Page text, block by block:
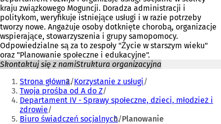
kraju związkowego Moguncji. Doradza administracji i
politykom, weryfikuje istniejące usługi i w razie potrzeby
tworzy nowe. Angażuje osoby dotknięte chorobą, organizacje
wspierające, stowarzyszenia i grupy samopomocy.
Odpowiedzialne są za to zespoły "Życie w starszym wieku"
oraz "Planowanie społeczne i edukacyjne".
Skontaktuj się z namiStruktura organizacyjna
Jesteś
tutaj:
Strona główna Korzystanie z usługi
Twoja prośba od A do Z
Departament IV - Sprawy społeczne, dzieci, młodzież i
zdrowie
Biuro świadczeń socjalnych Planowanie